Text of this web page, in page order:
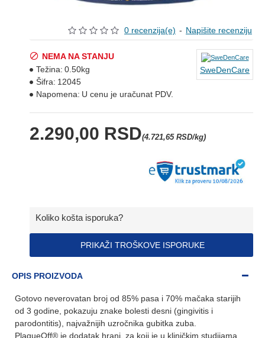
0 recenzija(e) - Napišite recenziju
2.290,00 RSD(4.721,65 RSD/kg)
NEMA NA STANJU
Težina: 0.50kg
Šifra: 12045
Napomena: U cenu je uračunat PDV.
SweDenCare
Koliko košta isporuka?
PRIKAŽI TROŠKOVE ISPORUKE
OPIS PROIZVODA
Gotovo neverovatan broj od 85% pasa i 70% mačaka starijih
od 3 godine, pokazuju znake bolesti desni (gingivitis i
parodontitis), najvažnijih uzročnika gubitka zuba.
PlaqueOff® je dodatak hrani, za koji je u kliničkim studijama